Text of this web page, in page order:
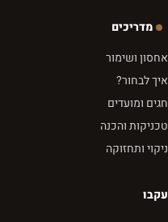
מדריכים
אחסון ושימור
איך לבחור?
חגים ומועדים
טכניקות והכנה
ניקוי ותחזוקה
עקבו